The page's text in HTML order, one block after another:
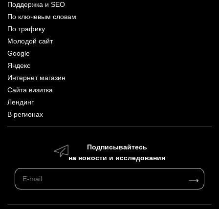
Поддержка и SEO
По ключевым словам
По трафику
Молодой сайт
Google
Яндекс
Интернет магазин
Сайта визитка
Лендинг
В регионах
Подписывайтесь
на новости и исследования